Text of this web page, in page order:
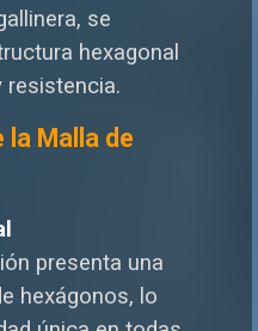
se
hexagonal
resistencia.
Malla de
presenta una
hexágonos, lo